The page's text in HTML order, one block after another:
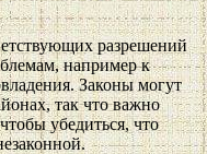
разрешений
например к
Законы могут
так что важно
убедиться, что